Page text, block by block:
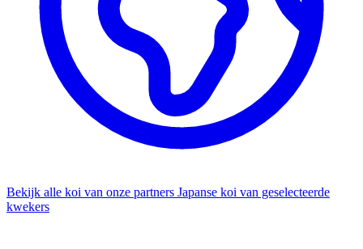
Bekijk alle koi van onze partners Japanse koi van geselecteerde
kwekers